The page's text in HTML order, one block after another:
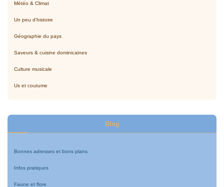
Météo & Climat
Un peu d'histoire
Géographie du pays
Saveurs & cuisine dominicaines
Culture musicale
Us et coutume
Blog
Bonnes adresses et bons plans
Infos pratiques
Faune et flore